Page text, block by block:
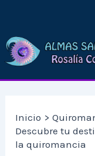
contenido
Inicio
Descubre tu
la quiromancia